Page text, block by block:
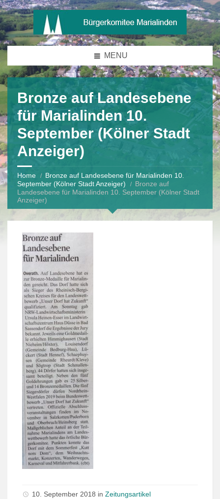
MENU
Bronze auf Landesebene
für Marialinden 10.
September (Kölner Stadt
Anzeiger)
Home
Bronze auf Landesebene für Marialinden 10.
September (Kölner Stadt Anzeiger)
Bronze auf
Landesebene für Marialinden 10. September (Kölner Stadt
Anzeiger)
10. September 2018 in Zeitungsartikel